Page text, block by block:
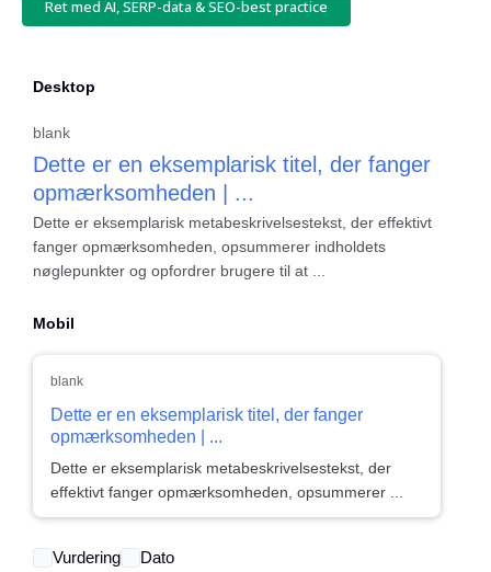
Ret med AI, SERP-data & SEO-best practice
Desktop
blank
Dette er en eksemplarisk titel, der fanger
opmærksomheden | ...
Dette er eksemplarisk metabeskrivelsestekst, der effektivt
fanger opmærksomheden, opsummerer indholdets
nøglepunkter og opfordrer brugere til at ...
Mobil
blank
Dette er en eksemplarisk titel, der fanger
opmærksomheden | ...
Dette er eksemplarisk metabeskrivelsestekst, der
effektivt fanger opmærksomheden, opsummerer ...
Vurdering Dato